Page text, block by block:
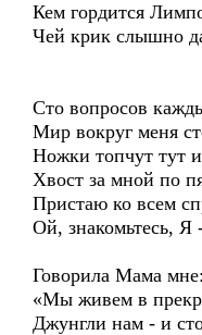
Кем гордится
Чей крик слышно
Сто вопросов
Мир вокруг меня
Ножки топчут тут
Хвост за мной по
Пристаю ко всем
Ой, знакомьтесь, Я
Говорила Мама мне:
«Мы живем в
Джунгли нам - и